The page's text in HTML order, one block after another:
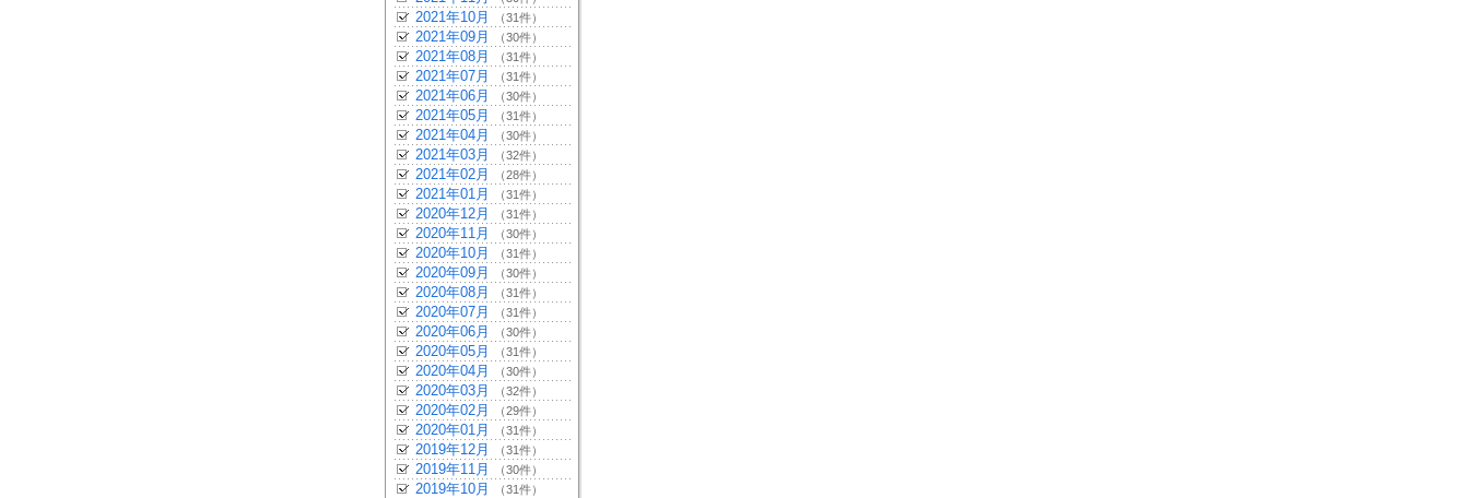
2021年10月 （31件）
2021年09月 （30件）
2021年08月 （31件）
2021年07月 （31件）
2021年06月 （30件）
2021年05月 （31件）
2021年04月 （30件）
2021年03月 （32件）
2021年02月 （28件）
2021年01月 （31件）
2020年12月 （31件）
2020年11月 （30件）
2020年10月 （31件）
2020年09月 （30件）
2020年08月 （31件）
2020年07月 （31件）
2020年06月 （30件）
2020年05月 （31件）
2020年04月 （30件）
2020年03月 （32件）
2020年02月 （29件）
2020年01月 （31件）
2019年12月 （31件）
2019年11月 （30件）
2019年10月 （31件）